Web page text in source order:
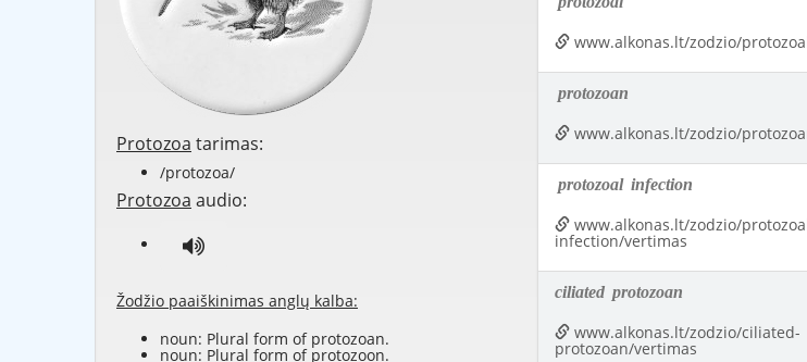
Protozoa tarimas:
/protozoa/
Protozoa audio:
Žodžio paaiškinimas anglų kalba:
noun: Plural form of protozoan.
noun: Plural form of protozoon.
www.alkonas.lt/zodzio/
protozoan
www.alkonas.lt/zodzio/
protozoal infection
www.alkonas.lt/zodzio/
infection/vertimas
ciliated protozoan
www.alkonas.lt/zodzio/ciliated-
protozoan/vertimas